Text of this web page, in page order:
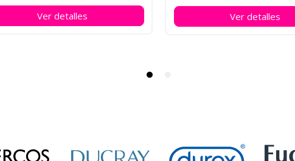
Ver detalles
Pack con 10 monodosis.
Ver detalles